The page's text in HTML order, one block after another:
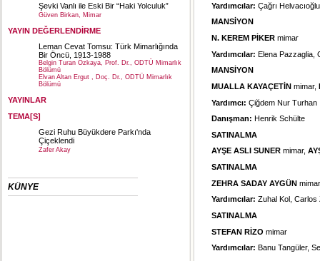
Şevki Vanlı ile Eski Bir “Haki Yolculuk”
Güven Birkan, Mimar
YAYIN DEĞERLENDİRME
Leman Cevat Tomsu: Türk Mimarlığında
Bir Öncü, 1913-1988
Belgin Turan Özkaya, Prof. Dr., ODTÜ Mimarlık
Bölümü
Elvan Altan Ergut , Doç. Dr., ODTÜ Mimarlık
Bölümü
YAYINLAR
TEMA[S]
Gezi Ruhu Büyükdere Parkı'nda
Çiçeklendi
Zafer Akay
KÜNYE
Yardımcılar: Çağrı
MANSİYON
N. KEREM PİKER mimar
Yardımcılar: Elena Pazzaglia,
MANSİYON
MUALLA KAYAÇETİN mimar,
Yardımcı: Çiğdem Nur Turhan
Danışman: Henrik Schülte
SATINALMA
AYŞE ASLI SUNER mimar,
SATINALMA
ZEHRA SADAY AYGÜN mimar
Yardımcılar: Zuhal Kol,
SATINALMA
STEFAN RİZO mimar
Yardımcılar: Banu Tangüler,